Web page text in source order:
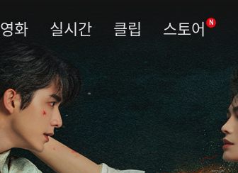
영화 실시간 클립 스토어 N